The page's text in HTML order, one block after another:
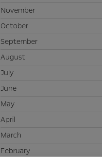
November
October
September
August
July
June
May
April
March
February